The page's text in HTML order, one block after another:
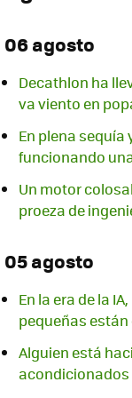
06 agosto
Decathlon ha
va viento en
En plena
funcionando
Un motor
proeza de
05 agosto
En la era de la
pequeñas
Alguien está
acondicionados